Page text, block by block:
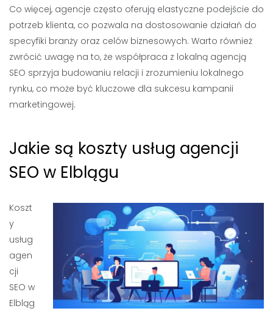
Co więcej, agencje często oferują elastyczne podejście do
potrzeb klienta, co pozwala na dostosowanie działań do
specyfiki branży oraz celów biznesowych. Warto również
zwrócić uwagę na to, że współpraca z lokalną agencją
SEO sprzyja budowaniu relacji i zrozumieniu lokalnego
rynku, co może być kluczowe dla sukcesu kampanii
marketingowej.
Jakie są koszty usług agencji
SEO w Elblągu
Koszt
y
usług
agen
cji
SEO w
Elbląg